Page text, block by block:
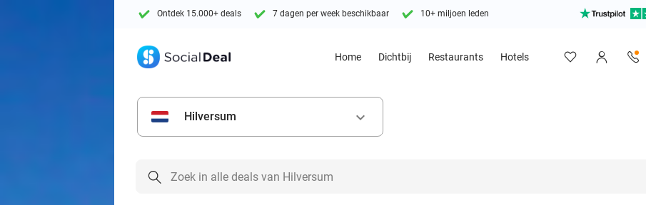
Ontdek 15.000+ deals 7 dagen per week beschikbaar 10+ miljoen leden
Home Dichtbij Restaurants Hotels
Hilversum keyboard_arrow_down